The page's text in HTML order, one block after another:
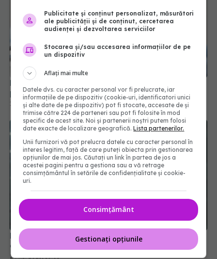
FDA aprobă vaccinul Novavax COVID, dar doar
pentru unii. Cine poate beneficia de el
19 mai 2025, 09:48
Rata de acoperire vaccinală cu 2 doze ROR scade
de 16 ani. Dr. Mihai Craiu: Condamnare la moarte
24 noi 2025, 10:05
Publicitate și conținut personalizat, măsurători
ale publicității și de conținut, cercetarea
audienței și dezvoltarea serviciilor
Stocarea și/sau accesarea informațiilor de pe
un dispozitiv
Aflați mai multe
Datele dvs. cu caracter personal vor fi prelucrate, iar
informațiile de pe dispozitiv (cookie-uri, identificatori unici
și alte date de pe dispozitiv) pot fi stocate, accesate de și
trimise către 224 de parteneri sau pot fi folosite în mod
specific de acest site. Noi și partenerii noștri putem folosi
date exacte de localizare geografică.Lista partenerilor.
Unii furnizori vă pot prelucra datele cu caracter personal în
interes legitim, față de care puteți obiecta prin gestionarea
opțiunilor de mai jos. Căutați un link în partea de jos a
acestei pagini pentru a gestiona sau a vă retrage
consimțământul în setările de confidențialitate și cookie-
uri.
Consimțământ
Gestionați opțiunile